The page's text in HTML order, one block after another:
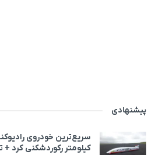
پیشنهادی
کیلومتر رکوردشکنی کرد +